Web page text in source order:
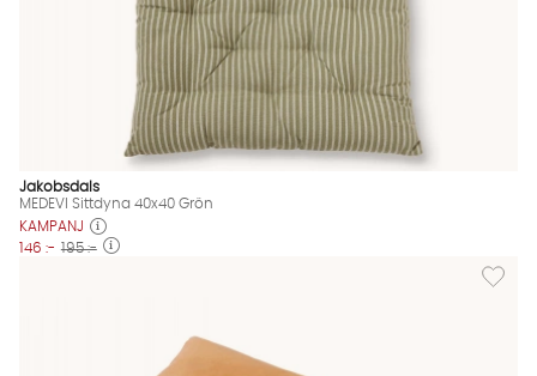
Jakobsdals
MEDEVI Sittdyna 40x40 Grön
KAMPANJ
146 :- 195 :-
Lägg